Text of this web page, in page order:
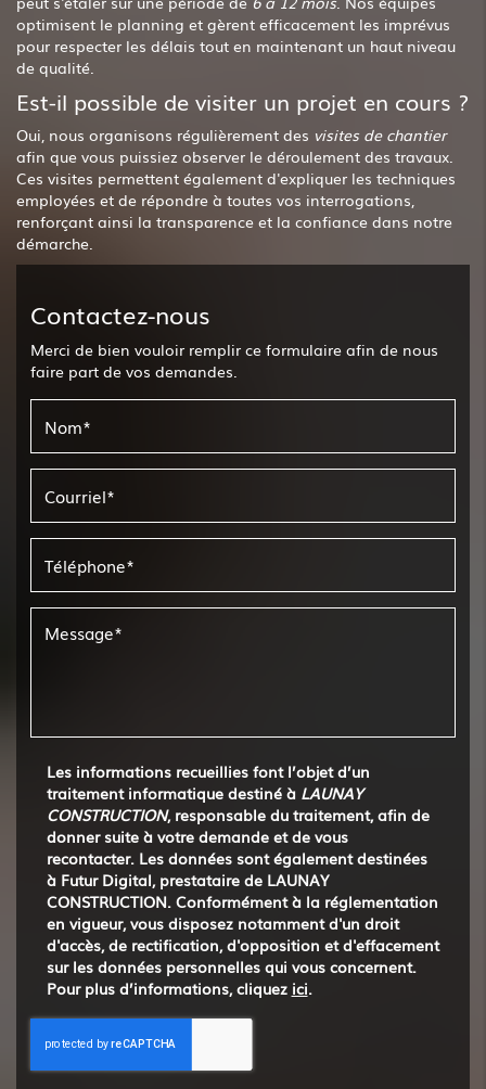
optimisent le planning et gèrent efficacement les imprévus
pour respecter les délais tout en maintenant un haut niveau
de qualité.
Est-il possible de visiter un projet en cours ?
Oui, nous organisons régulièrement des visites de chantier
afin que vous puissiez observer le déroulement des travaux.
Ces visites permettent également d'expliquer les techniques
employées et de répondre à toutes vos interrogations,
renforçant ainsi la transparence et la confiance dans notre
démarche.
Contactez-nous
Merci de bien vouloir remplir ce formulaire afin de nous
faire part de vos demandes.
Les informations recueillies font l’objet d’un
traitement informatique destiné à LAUNAY
CONSTRUCTION, responsable du traitement, afin de
donner suite à votre demande et de vous
recontacter. Les données sont également destinées
à Futur Digital, prestataire de LAUNAY
CONSTRUCTION. Conformément à la réglementation
en vigueur, vous disposez notamment d'un droit
d'accès, de rectification, d'opposition et d'effacement
sur les données personnelles qui vous concernent.
Pour plus d’informations, cliquez ici.